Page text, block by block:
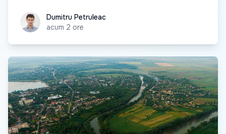
Dumitru Petruleac
Dumitru Petruleac
acum 2 ore